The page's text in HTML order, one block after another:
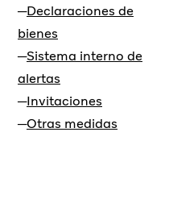
Declaraciones de
bienes
Sistema interno de
alertas
Invitaciones
Otras medidas